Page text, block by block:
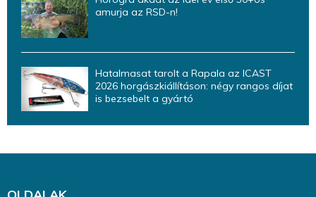
amurja az RSD-n!
Hatalmasat tarolt a Rapala az ICAST
2026 horgászkiállításon: négy rangos díjat
is bezsebelt a gyártó